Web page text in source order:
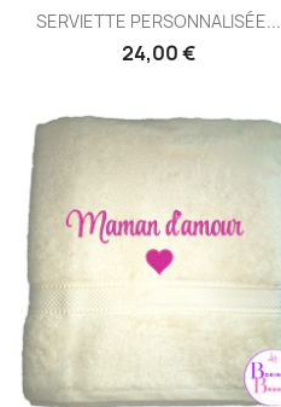
Aperçu rapide
SERVIETTE PERSONNALISÉE...
24,00 €